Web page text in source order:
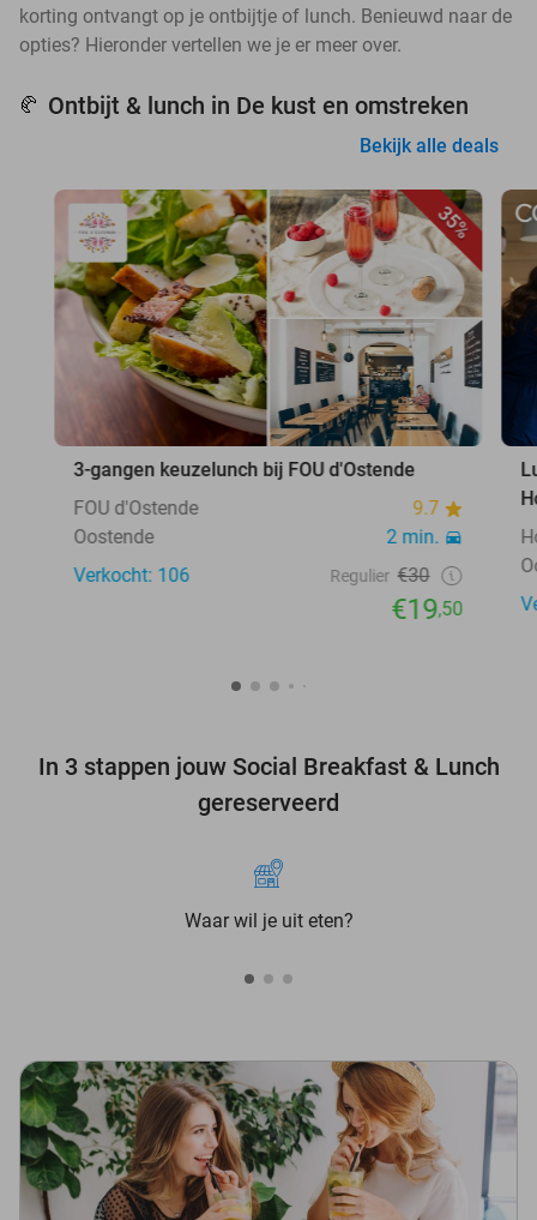
korting ontvangt op je ontbijtje of lunch. Benieuwd naar de
opties? Hieronder vertellen we je er meer over.
🥐 Ontbijt & lunch in De kust en omstreken
Bekijk alle deals
35%
3-gangen keuzelunch bij FOU d'Ostende
FOU d'Ostende
9.7
Oostende
2 min.
Verkocht: 106
Regulier €30
€19,50
In 3 stappen jouw Social Breakfast & Lunch
gereserveerd
Waar wil je uit eten?